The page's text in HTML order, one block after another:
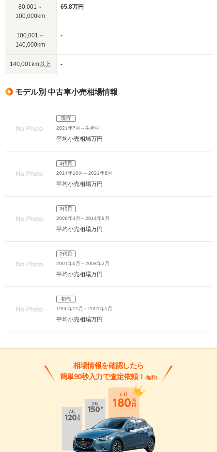
80,001～
100,000km
65.8万円
100,001～
140,000km
-
140,001km以上 -
モデル別 中古車小売相場情報
現行
2021年7月～生産中
平均小売相場万円
4代目
2014年10月～2021年6月
平均小売相場万円
3代目
2008年4月～2014年9月
平均小売相場万円
2代目
2001年6月～2008年3月
平均小売相場万円
初代
1996年11月～2001年5月
平均小売相場万円
相場情報を確認したら
簡単90秒入力で査定依頼！ (無料)